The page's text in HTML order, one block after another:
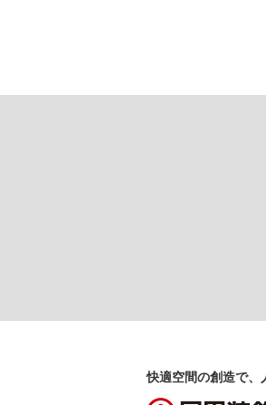
快適空間の創造で、